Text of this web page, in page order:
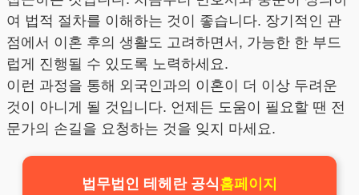
여 법적 절차를 이해하는 것이 좋습니다. 장기적인 관
점에서 이혼 후의 생활도 고려하면서, 가능한 한 부드
럽게 진행될 수 있도록 노력하세요.
이런 과정을 통해 외국인과의 이혼이 더 이상 두려운
것이 아니게 될 것입니다. 언제든 도움이 필요할 땐 전
문가의 손길을 요청하는 것을 잊지 마세요.
법무법인 테헤란 공식홈페이지